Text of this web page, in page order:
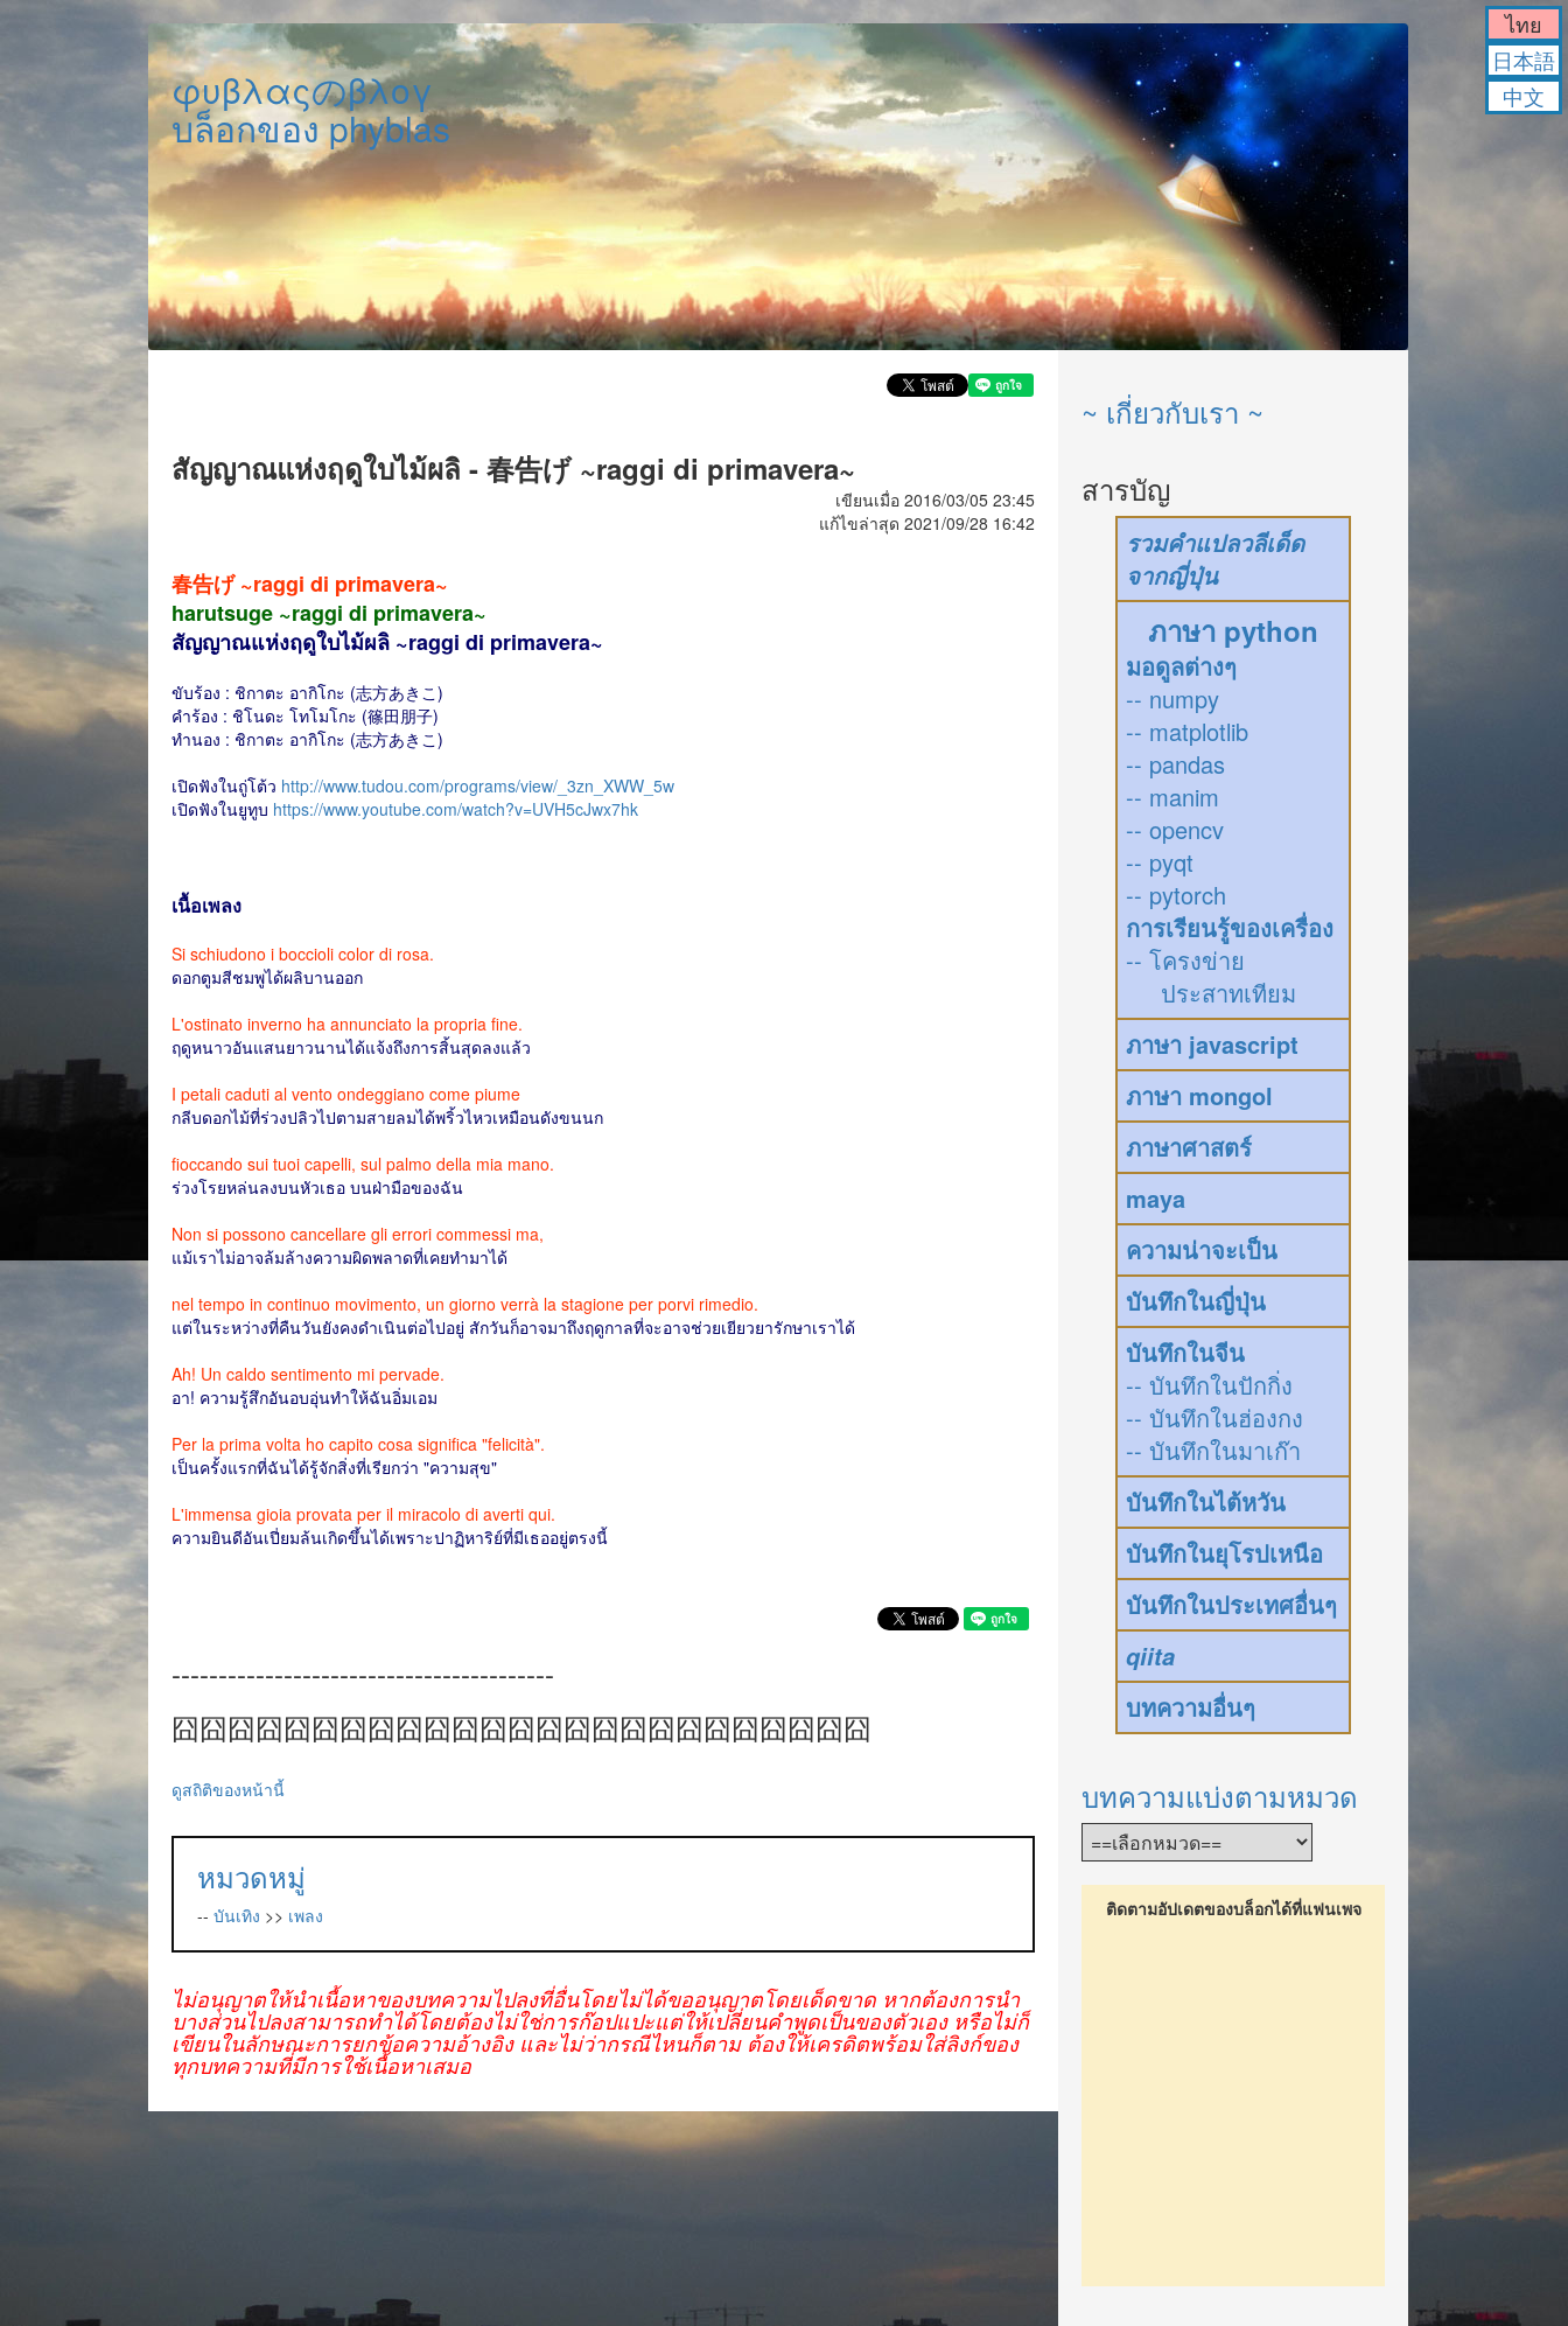
φυβλαςのβλογ
บล็อกของ phyblas
สัญญาณแห่งฤดูใบไม้ผลิ - 春告げ ~raggi di primavera~
เขียนเมื่อ 2016/03/05 23:45
แก้ไขล่าสุด 2021/09/28 16:42
春告げ ~raggi di primavera~
harutsuge ~raggi di primavera~
สัญญาณแห่งฤดูใบไม้ผลิ ~raggi di primavera~
ขับร้อง : ชิกาตะ อากิโกะ (志方あきこ)
คำร้อง : ชิโนดะ โทโมโกะ (篠田朋子)
ทำนอง : ชิกาตะ อากิโกะ (志方あきこ)
เปิดฟังในถู่โต้ว http://www.tudou.com/programs/view/_3zn_XWW_5w
เปิดฟังในยูทูบ https://www.youtube.com/watch?v=UVH5cJwx7hk
เนื้อเพลง
Si schiudono i boccioli color di rosa.
ดอกตูมสีชมพูได้ผลิบานออก
L'ostinato inverno ha annunciato la propria fine.
ฤดูหนาวอันแสนยาวนานได้แจ้งถึงการสิ้นสุดลงแล้ว
I petali caduti al vento ondeggiano come piume
กลีบดอกไม้ที่ร่วงปลิวไปตามสายลมได้พริ้วไหวเหมือนดังขนนก
fioccando sui tuoi capelli, sul palmo della mia mano.
ร่วงโรยหล่นลงบนหัวเธอ บนฝ่ามือของฉัน
Non si possono cancellare gli errori commessi ma,
แม้เราไม่อาจล้มล้างความผิดพลาดที่เคยทำมาได้
nel tempo in continuo movimento, un giorno verrà la stagione per porvi rimedio.
แต่ในระหว่างที่คืนวันยังคงดำเนินต่อไปอยู่ สักวันก็อาจมาถึงฤดูกาลที่จะอาจช่วยเยียวยารักษาเราได้
Ah! Un caldo sentimento mi pervade.
อา! ความรู้สึกอันอบอุ่นทำให้ฉันอิ่มเอม
Per la prima volta ho capito cosa significa "felicità".
เป็นครั้งแรกที่ฉันได้รู้จักสิ่งที่เรียกว่า "ความสุข"
L'immensa gioia provata per il miracolo di averti qui.
ความยินดีอันเปี่ยมล้นเกิดขึ้นได้เพราะปาฏิหาริย์ที่มีเธออยู่ตรงนี้
-----------------------------------------
囧囧囧囧囧囧囧囧囧囧囧囧囧囧囧囧囧囧囧囧囧囧囧囧囧
ดูสถิติของหน้านี้
หมวดหมู่
-- บันเทิง >> เพลง
ไม่อนุญาตให้นำเนื้อหาของบทความไปลงที่อื่นโดยไม่ได้ขออนุญาตโดยเด็ดขาด หากต้องการนำ
บางส่วนไปลงสามารถทำได้โดยต้องไม่ใช่การก๊อปแปะแต่ให้เปลี่ยนคำพูดเป็นของตัวเอง หรือไม่ก็
เขียนในลักษณะการยกข้อความอ้างอิง และไม่ว่ากรณีไหนก็ตาม ต้องให้เครดิตพร้อมใส่ลิงก์ของ
ทุกบทความที่มีการใช้เนื้อหาเสมอ
~ เกี่ยวกับเรา ~
สารบัญ
รวมคำแปลวลีเด็ด
จากญี่ปุ่น
ภาษา python
มอดูลต่างๆ
-- numpy
-- matplotlib
-- pandas
-- manim
-- opencv
-- pyqt
-- pytorch
การเรียนรู้ของเครื่อง
-- โครงข่าย
ประสาทเทียม
ภาษา javascript
ภาษา mongol
ภาษาศาสตร์
maya
ความน่าจะเป็น
บันทึกในญี่ปุ่น
บันทึกในจีน
-- บันทึกในปักกิ่ง
-- บันทึกในฮ่องกง
-- บันทึกในมาเก๊า
บันทึกในไต้หวัน
บันทึกในยุโรปเหนือ
บันทึกในประเทศอื่นๆ
qiita
บทความอื่นๆ
บทความแบ่งตามหมวด
ติดตามอัปเดตของบล็อกได้ที่แฟนเพจ
ไทย
日本語
中文